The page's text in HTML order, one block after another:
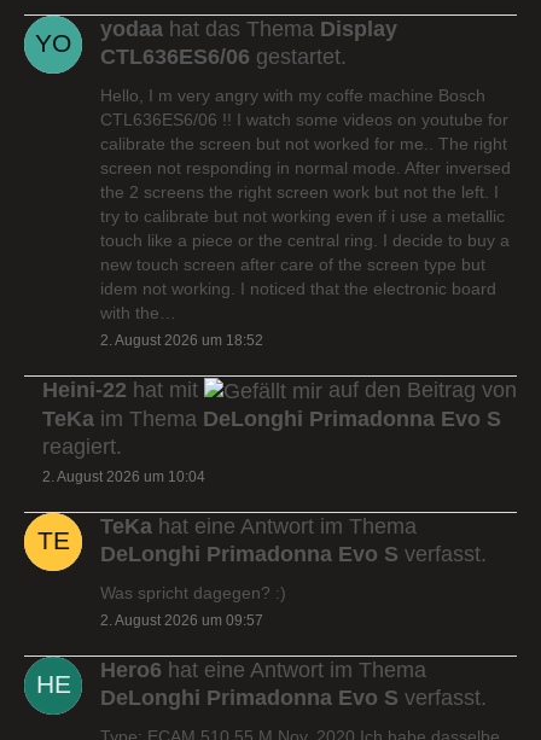
yodaa hat das Thema Display
CTL636ES6/06 gestartet.
Hello, I m very angry with my coffe machine Bosch
CTL636ES6/06 !! I watch some videos on youtube for
calibrate the screen but not worked for me.. The right
screen not responding in normal mode. After inversed
the 2 screens the right screen work but not the left. I
try to calibrate but not working even if i use a metallic
touch like a piece or the central ring. I decide to buy a
new touch screen after care of the screen type but
idem not working. I noticed that the electronic board
with the…
2. August 2026 um 18:52
Heini-22 hat mit
auf den Beitrag von
TeKa im Thema DeLonghi Primadonna Evo S
reagiert.
2. August 2026 um 10:04
TeKa hat eine Antwort im Thema
DeLonghi Primadonna Evo S verfasst.
Was spricht dagegen? :)
2. August 2026 um 09:57
Hero6 hat eine Antwort im Thema
DeLonghi Primadonna Evo S verfasst.
Type: ECAM 510.55.M Nov. 2020 Ich habe dasselbe